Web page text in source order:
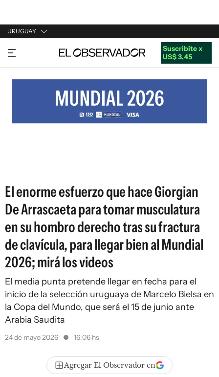
URUGUAY
URUGUAY
ARGENTINA
ESTADOS UNIDOS
Suscribite x
US$ 3,45
El enorme esfuerzo que hace Giorgian
De Arrascaeta para tomar musculatura
en su hombro derecho tras su fractura
de clavícula, para llegar bien al Mundial
2026; mirá los videos
El media punta pretende llegar en fecha para el
inicio de la selección uruguaya de Marcelo Bielsa en
la Copa del Mundo, que será el 15 de junio ante
Arabia Saudita
24 de mayo 2026 16:06 hs
Agregar El Observador en